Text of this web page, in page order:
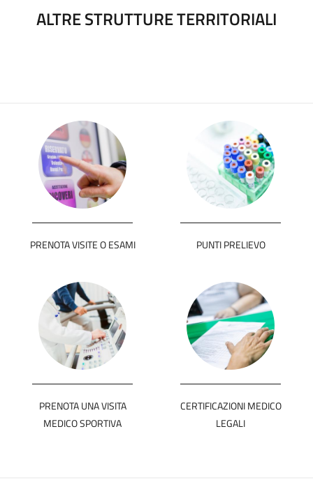
ALTRE STRUTTURE TERRITORIALI
PRENOTA VISITE O ESAMI PUNTI PRELIEVO
PRENOTA UNA VISITA
MEDICO SPORTIVA
CERTIFICAZIONI MEDICO
LEGALI